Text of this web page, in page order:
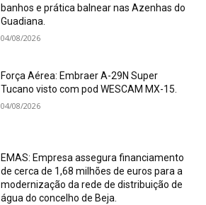
banhos e prática balnear nas Azenhas do
Guadiana.
04/08/2026
Força Aérea: Embraer A-29N Super
Tucano visto com pod WESCAM MX-15.
04/08/2026
EMAS: Empresa assegura financiamento
de cerca de 1,68 milhões de euros para a
modernização da rede de distribuição de
água do concelho de Beja.